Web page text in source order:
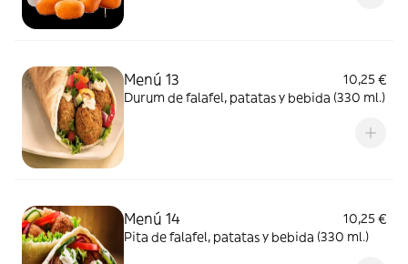
Menú 13
10,25 €
Durum de falafel, patatas y bebida (330 ml.)
Menú 14
10,25 €
Pita de falafel, patatas y bebida (330 ml.)